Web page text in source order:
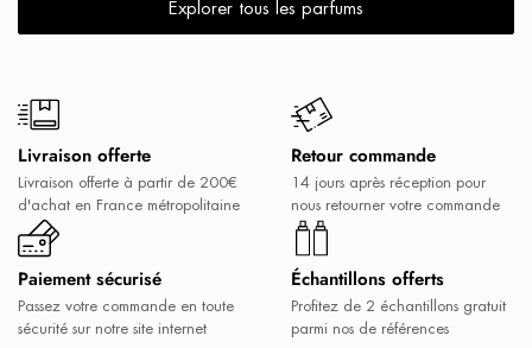
Explorer tous les parfums
Livraison offerte
Livraison offerte à partir de 200€
d'achat en France métropolitaine
Retour commande
14 jours après réception pour
nous retourner votre commande
Paiement sécurisé
Passez votre commande en toute
sécurité sur notre site internet
Échantillons offerts
Profitez de 2 échantillons gratuit
parmi nos de références